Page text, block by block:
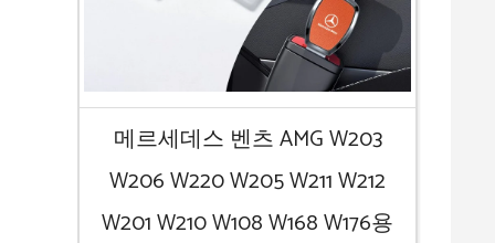
메르세데스 벤츠 AMG W203
W206 W220 W205 W211 W212
W201 W210 W108 W168 W176용